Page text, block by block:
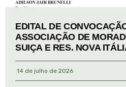
EDITAL DE
ASSOCIAÇÃO DE
SUIÇA E RES. NOVA
14 de julho de 2026